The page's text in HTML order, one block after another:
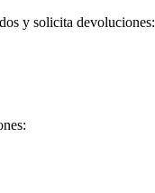
y solicita devoluciones: